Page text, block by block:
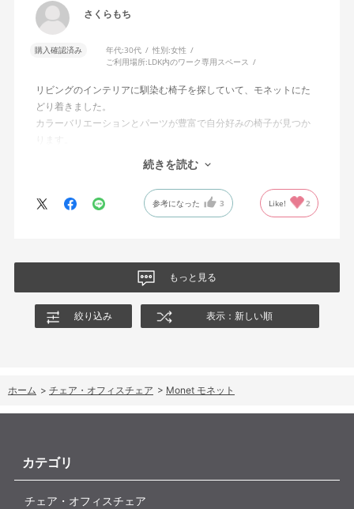
さくらもち
購入確認済み 年代:30代 性別:女性
ご利用場所:LDK内のワーク専用スペース
リビングのインテリアに馴染む椅子を探していて、モネットにた
どり着きました。
カラーバリエーションとパーツが豊富で自分好みの椅子が見つか
オフィスチェアにしては比較的コンパクトで家に置くのに最適で
した、座り心地も良く大変気に入っています。
今回どうしても欲しい色の組み合わせがあったので固定肘の物を
購入しましたが、欲を言えば稼働肘バージョンもバイカラーなど
続きを読む
参考になった 3 Like! 2
もっと見る
絞り込み 表示：新しい順
ホーム > チェア・オフィスチェア > Monet モネット
カテゴリ
チェア・オフィスチェア